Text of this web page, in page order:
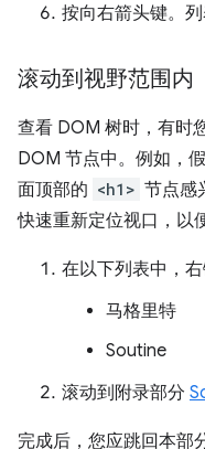
按向右箭头键。列
滚动到视野范围内
查看 DOM 树时，有时
DOM 节点中。例如，
面顶部的 <h1> 节点感
快速重新定位视口，以
在以下列表中，
马格里特
Soutine
滚动到附录部分
完成后，您应跳回本部